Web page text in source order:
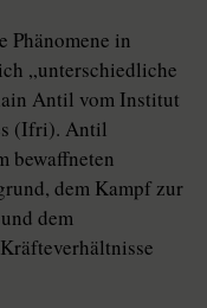
Phänomene in
„unterschiedliche
Antil vom Institut
(Ifri). Antil
bewaffneten
dem Kampf zur
dem